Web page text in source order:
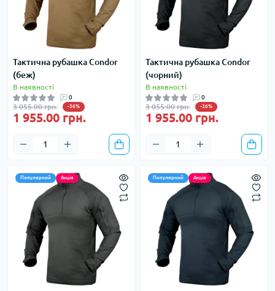
Тактична рубашка Condor
(беж)
В наявності
0
3 055.00 грн. -36%
1 955.00 грн.
Тактична рубашка Condor
(чорний)
В наявності
0
3 055.00 грн. -36%
1 955.00 грн.
Популярний Акція Популярний Акція